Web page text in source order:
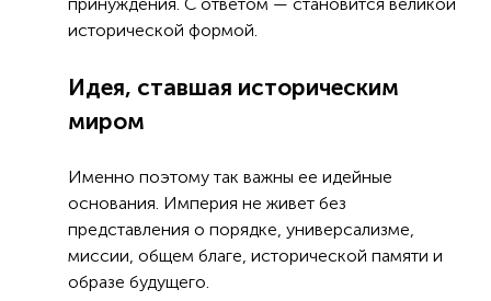
исторической формой.
Идея, ставшая историческим
миром
Именно поэтому так важны ее идейные
основания. Империя не живет без
представления о порядке, универсализме,
миссии, общем благе, исторической памяти и
образе будущего.